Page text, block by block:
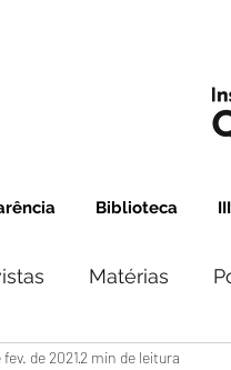
Biblioteca
Matérias
fev. de 20212 min de leitura